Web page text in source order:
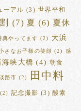
ーアル (3) 世界平和
(7) 夏 (6) 夏休
典やってます (2)
大浜
さなお子様の笑顔 (2) 感
海峡大橋 (4) 朝食
路市 (2)
田中料
(2) 記念撮影 (3) 酸素